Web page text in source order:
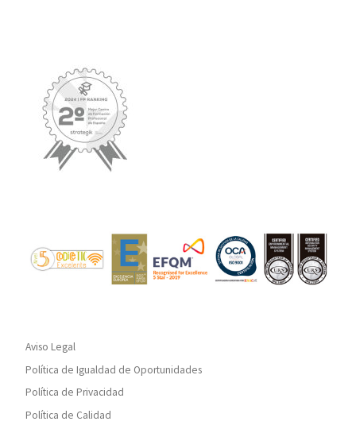
Aviso Legal
Política de Igualdad de Oportunidades
Política de Privacidad
Política de Calidad